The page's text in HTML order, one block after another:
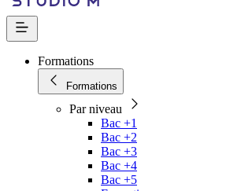
Formations
Formations
Par niveau
Bac +1
Bac +2
Bac +3
Bac +4
Bac +5